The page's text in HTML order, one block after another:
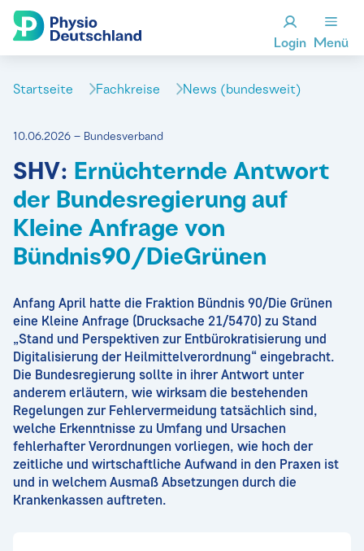
Login Menü
Startseite Fachkreise News (bundesweit)
10.06.2026 – Bundesverband
SHV: Ernüchternde Antwort
der Bundesregierung auf
Kleine Anfrage von
Bündnis90/DieGrünen
Anfang April hatte die Fraktion Bündnis 90/Die Grünen
eine Kleine Anfrage (Drucksache 21/5470) zu Stand
„Stand und Perspektiven zur Entbürokratisierung und
Digitalisierung der Heilmittelverordnung“ eingebracht.
Die Bundesregierung sollte in ihrer Antwort unter
anderem erläutern, wie wirksam die bestehenden
Regelungen zur Fehlervermeidung tatsächlich sind,
welche Erkenntnisse zu Umfang und Ursachen
fehlerhafter Verordnungen vorliegen, wie hoch der
zeitliche und wirtschaftliche Aufwand in den Praxen ist
und in welchem Ausmaß Absetzungen durch die
Krankenkassen auftreten.